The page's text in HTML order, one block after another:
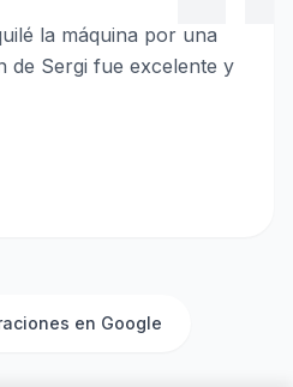
la máquina por una
de Sergi fue excelente y
en Google